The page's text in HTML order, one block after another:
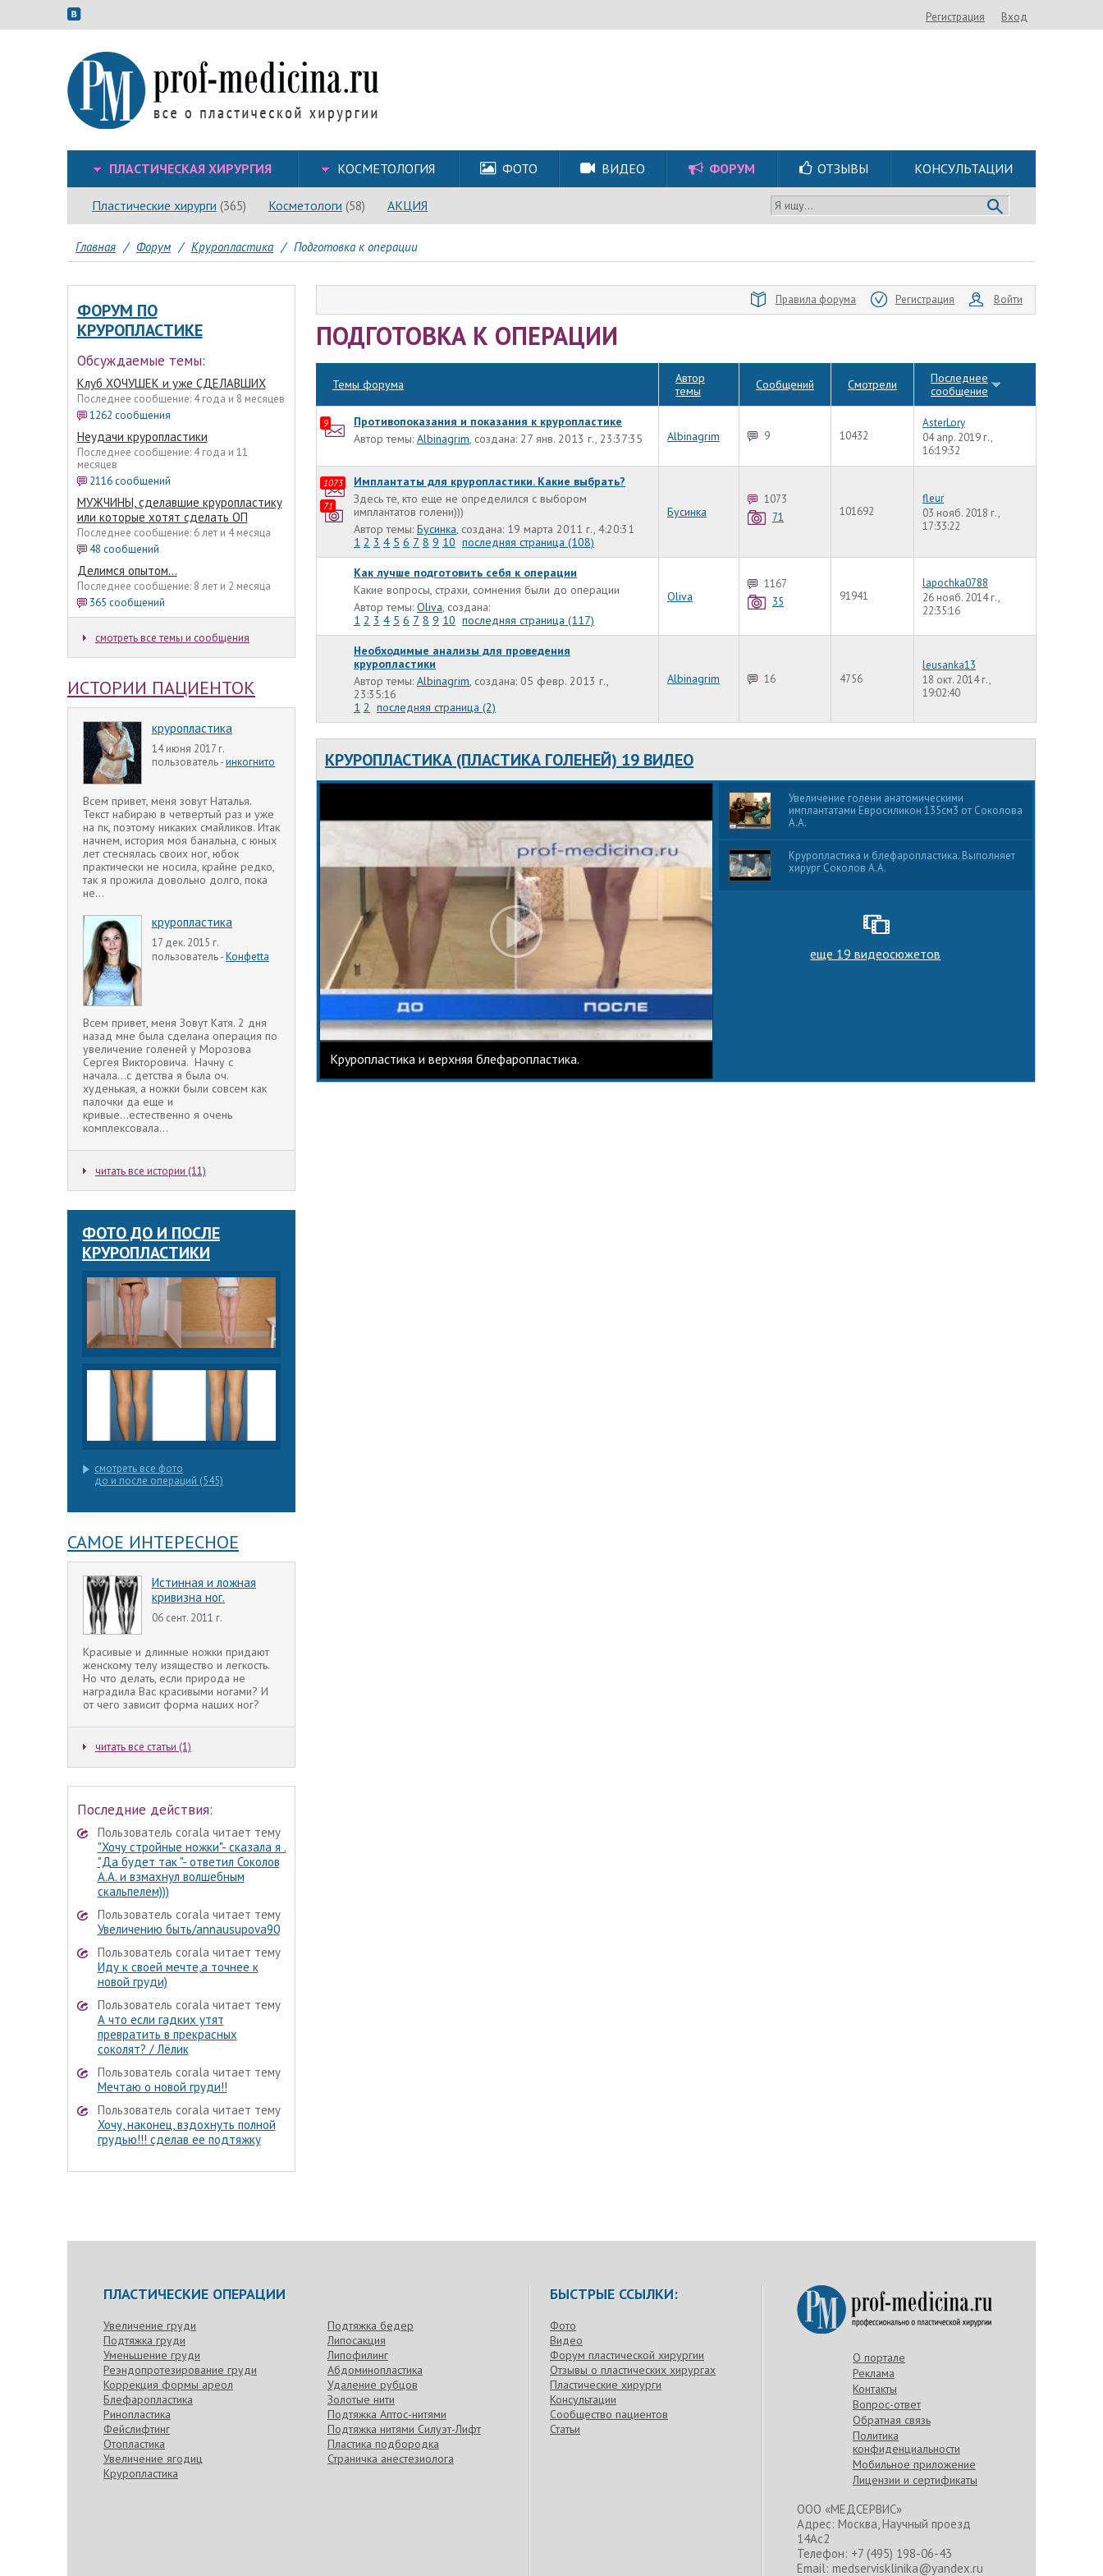
Регистрация Вход
ПЛАСТИЧЕСКАЯ ХИРУРГИЯ КОСМЕТОЛОГИЯ ФОТО ВИДЕО ФОРУМ ОТЗЫВЫ КОНСУЛЬТАЦИИ
Пластические хирурги (365) Косметологи (58) АКЦИЯ Я ищу...
Главная / Форум / Круропластика / Подготовка к операции
ФОРУМ ПО
КРУРОПЛАСТИКЕ
Обсуждаемые темы:
Клуб ХОЧУШЕК и уже СДЕЛАВШИХ
Последнее сообщение: 4 года и 8 месяцев
1262 сообщения
Неудачи круропластики
Последнее сообщение: 4 года и 11
месяцев
2116 сообщений
МУЖЧИНЫ, сделавшие круропластику
или которые хотят сделать ОП
Последнее сообщение: 6 лет и 4 месяца
48 сообщений
Делимся опытом...
Последнее сообщение: 8 лет и 2 месяца
365 сообщений
смотреть все темы и сообщения
ИСТОРИИ ПАЦИЕНТОК
круропластика
14 июня 2017 г.
пользователь -инкогнито
Всем привет, меня зовут Наталья.
Текст набираю в четвертый раз и уже
на пк, поэтому никаких смайликов. Итак
начнем, история моя банальна, с юных
лет стеснялась своих ног, юбок
практически не носила, крайне редко,
так я прожила довольно долго, пока
не...
круропластика
17 дек. 2015 г.
пользователь -Конфеtta
Всем привет, меня Зовут Катя. 2 дня
назад мне была сделана операция по
увеличение голеней у Морозова
Сергея Викторовича. Начну с
начала...с детства я была оч.
худенькая, а ножки были совсем как
палочки да еще и
кривые...естественно я очень
комплексовала...
читать все истории (11)
ФОТО ДО И ПОСЛЕ
КРУРОПЛАСТИКИ
смотреть все фото
до и после операций (545)
САМОЕ ИНТЕРЕСНОЕ
Истинная и ложная
кривизна ног.
06 сент. 2011 г.
Красивые и длинные ножки придают
женскому телу изящество и легкость.
Но что делать, если природа не
наградила Вас красивыми ногами? И
от чего зависит форма наших ног?
читать все статьи (1)
Последние действия:
Пользователь corala читает тему
"Хочу стройные ножки"- сказала я .
"Да будет так "- ответил Соколов
А.А. и взмахнул волшебным
скальпелем)))
Пользователь corala читает тему
Увеличению быть/annausupova90
Пользователь corala читает тему
Иду к своей мечте,а точнее к
новой груди)
Пользователь corala читает тему
А что если гадких утят
превратить в прекрасных
соколят? / Лёлик
Пользователь corala читает тему
Мечтаю о новой груди!!
Пользователь corala читает тему
Хочу, наконец, вздохнуть полной
грудью!!! сделав ее подтяжку
Правила форума Регистрация Войти
ПОДГОТОВКА К ОПЕРАЦИИ
Темы форума
Автор
темы
Сообщений Смотрели
Последнее
сообщение
Противопоказания и показания к круропластике
Автор темы: Albinagrim, создана: 27 янв. 2013 г., 23:37:35
9
Albinagrim 9 10432
AsterLory
04 апр. 2019 г.,
16:19:32
Имплантаты для круропластики. Какие выбрать?
Здесь те, кто еще не определился с выбором
имплантатов голени)))
Автор темы: Бусинка, создана: 19 марта 2011 г., 4:20:31
1 2 3 4 5 6 7 8 9 10 последняя страница (108)
1073
71
Бусинка
1073
71
101692
fleur
03 нояб. 2018 г.,
17:33:22
Как лучше подготовить себя к операции
Какие вопросы, страхи, сомнения были до операции
Автор темы: Oliva, создана:
1 2 3 4 5 6 7 8 9 10 последняя страница (117)
Oliva
1167
35
91941
lapochka0788
26 нояб. 2014 г.,
22:35:16
Необходимые анализы для проведения
круропластики
Автор темы: Albinagrim, создана: 05 февр. 2013 г.,
23:35:16
1 2 последняя страница (2)
Albinagrim 16 4756
leusanka13
18 окт. 2014 г.,
19:02:40
КРУРОПЛАСТИКА (ПЛАСТИКА ГОЛЕНЕЙ) 19 ВИДЕО
Круропластика и верхняя блефаропластика.
Увеличение голени анатомическими
имплантатами Евросиликон 135см3 от Соколова
А.А.
Круропластика и блефаропластика. Выполняет
хирург Соколов А.А.
еще 19 видеосюжетов
ПЛАСТИЧЕСКИЕ ОПЕРАЦИИ
Увеличение груди
Подтяжка груди
Уменьшение груди
Реэндопротезирование груди
Коррекция формы ареол
Блефаропластика
Ринопластика
Фейслифтинг
Отопластика
Увеличение ягодиц
Круропластика
Подтяжка бедер
Липосакция
Липофилинг
Абдоминопластика
Удаление рубцов
Золотые нити
Подтяжка Аптос-нитями
Подтяжка нитями Силуэт-Лифт
Пластика подбородка
Страничка анестезиолога
БЫСТРЫЕ ССЫЛКИ:
Фото
Видео
Форум пластической хирургии
Отзывы о пластических хирургах
Пластические хирурги
Консультации
Сообщество пациентов
Статьи
О портале
Реклама
Контакты
Вопрос-ответ
Обратная связь
Политика
конфиденциальности
Мобильное приложение
Лицензии и сертификаты
ООО «МЕДСЕРВИС»
Адрес: Москва, Научный проезд
14Ас2
Телефон: +7 (495) 198-06-43
Email: medservisklinika@yandex.ru